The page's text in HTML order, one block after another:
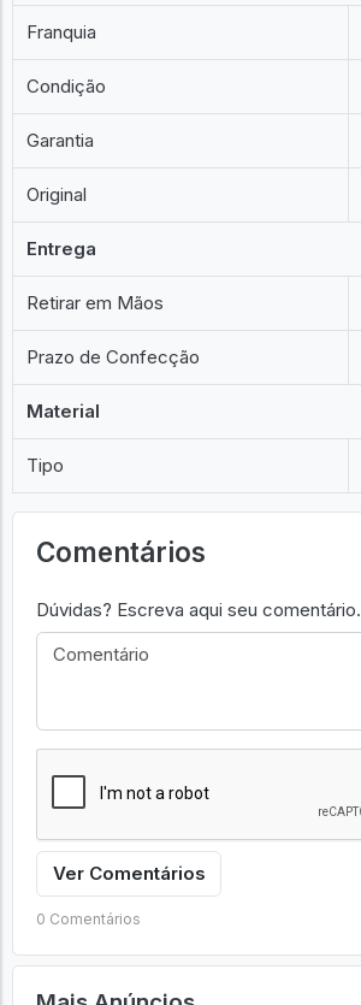
Franquia
Condição
Garantia
Original
Entrega
Retirar em Mãos
Prazo de Confecção
Material
Tipo
Comentários
Dúvidas? Escreva aqui seu comentário.
Ver Comentários
0 Comentários